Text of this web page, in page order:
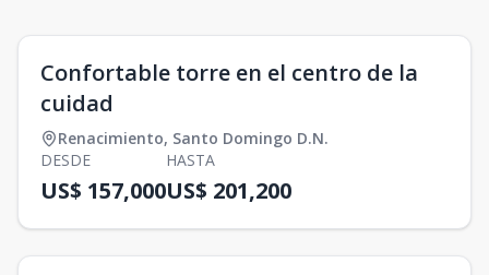
Confortable torre en el centro de la
cuidad
Renacimiento, Santo Domingo D.N.
DESDE
US$ 157,000
HASTA
US$ 201,200